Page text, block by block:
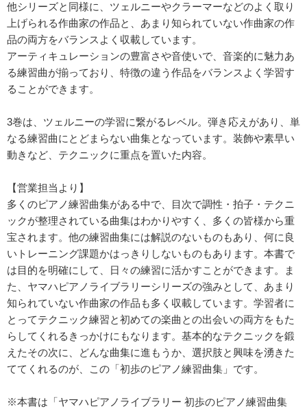
他シリーズと同様に、ツェルニーやクラーマーなどのよく取り
上げられる作曲家の作品と、あまり知られていない作曲家の作
品の両方をバランスよく収載しています。
アーティキュレーションの豊富さや音使いで、音楽的に魅力あ
る練習曲が揃っており、特徴の違う作品をバランスよく学習す
ることができます。
3巻は、ツェルニーの学習に繋がるレベル。弾き応えがあり、単
なる練習曲にとどまらない曲集となっています。装飾や素早い
動きなど、テクニックに重点を置いた内容。
【営業担当より】
多くのピアノ練習曲集がある中で、目次で調性・拍子・テクニ
ックが整理されている曲集はわかりやすく、多くの皆様から重
宝されます。他の練習曲集には解説のないものもあり、何に良
いトレーニング課題かはっきりしないものもあります。本書で
は目的を明確にして、日々の練習に活かすことができます。ま
た、ヤマハピアノライブラリーシリーズの強みとして、あまり
知られていない作曲家の作品も多く収載しています。学習者に
とってテクニック練習と初めての楽曲との出会いの両方をもた
らしてくれるきっかけにもなります。基本的なテクニックを鍛
えたその次に、どんな曲集に進もうか、選択肢と興味を湧きた
ててくれるのが、この「初歩のピアノ練習曲集」です。
※本書は「ヤマハピアノライブラリー 初歩のピアノ練習曲集